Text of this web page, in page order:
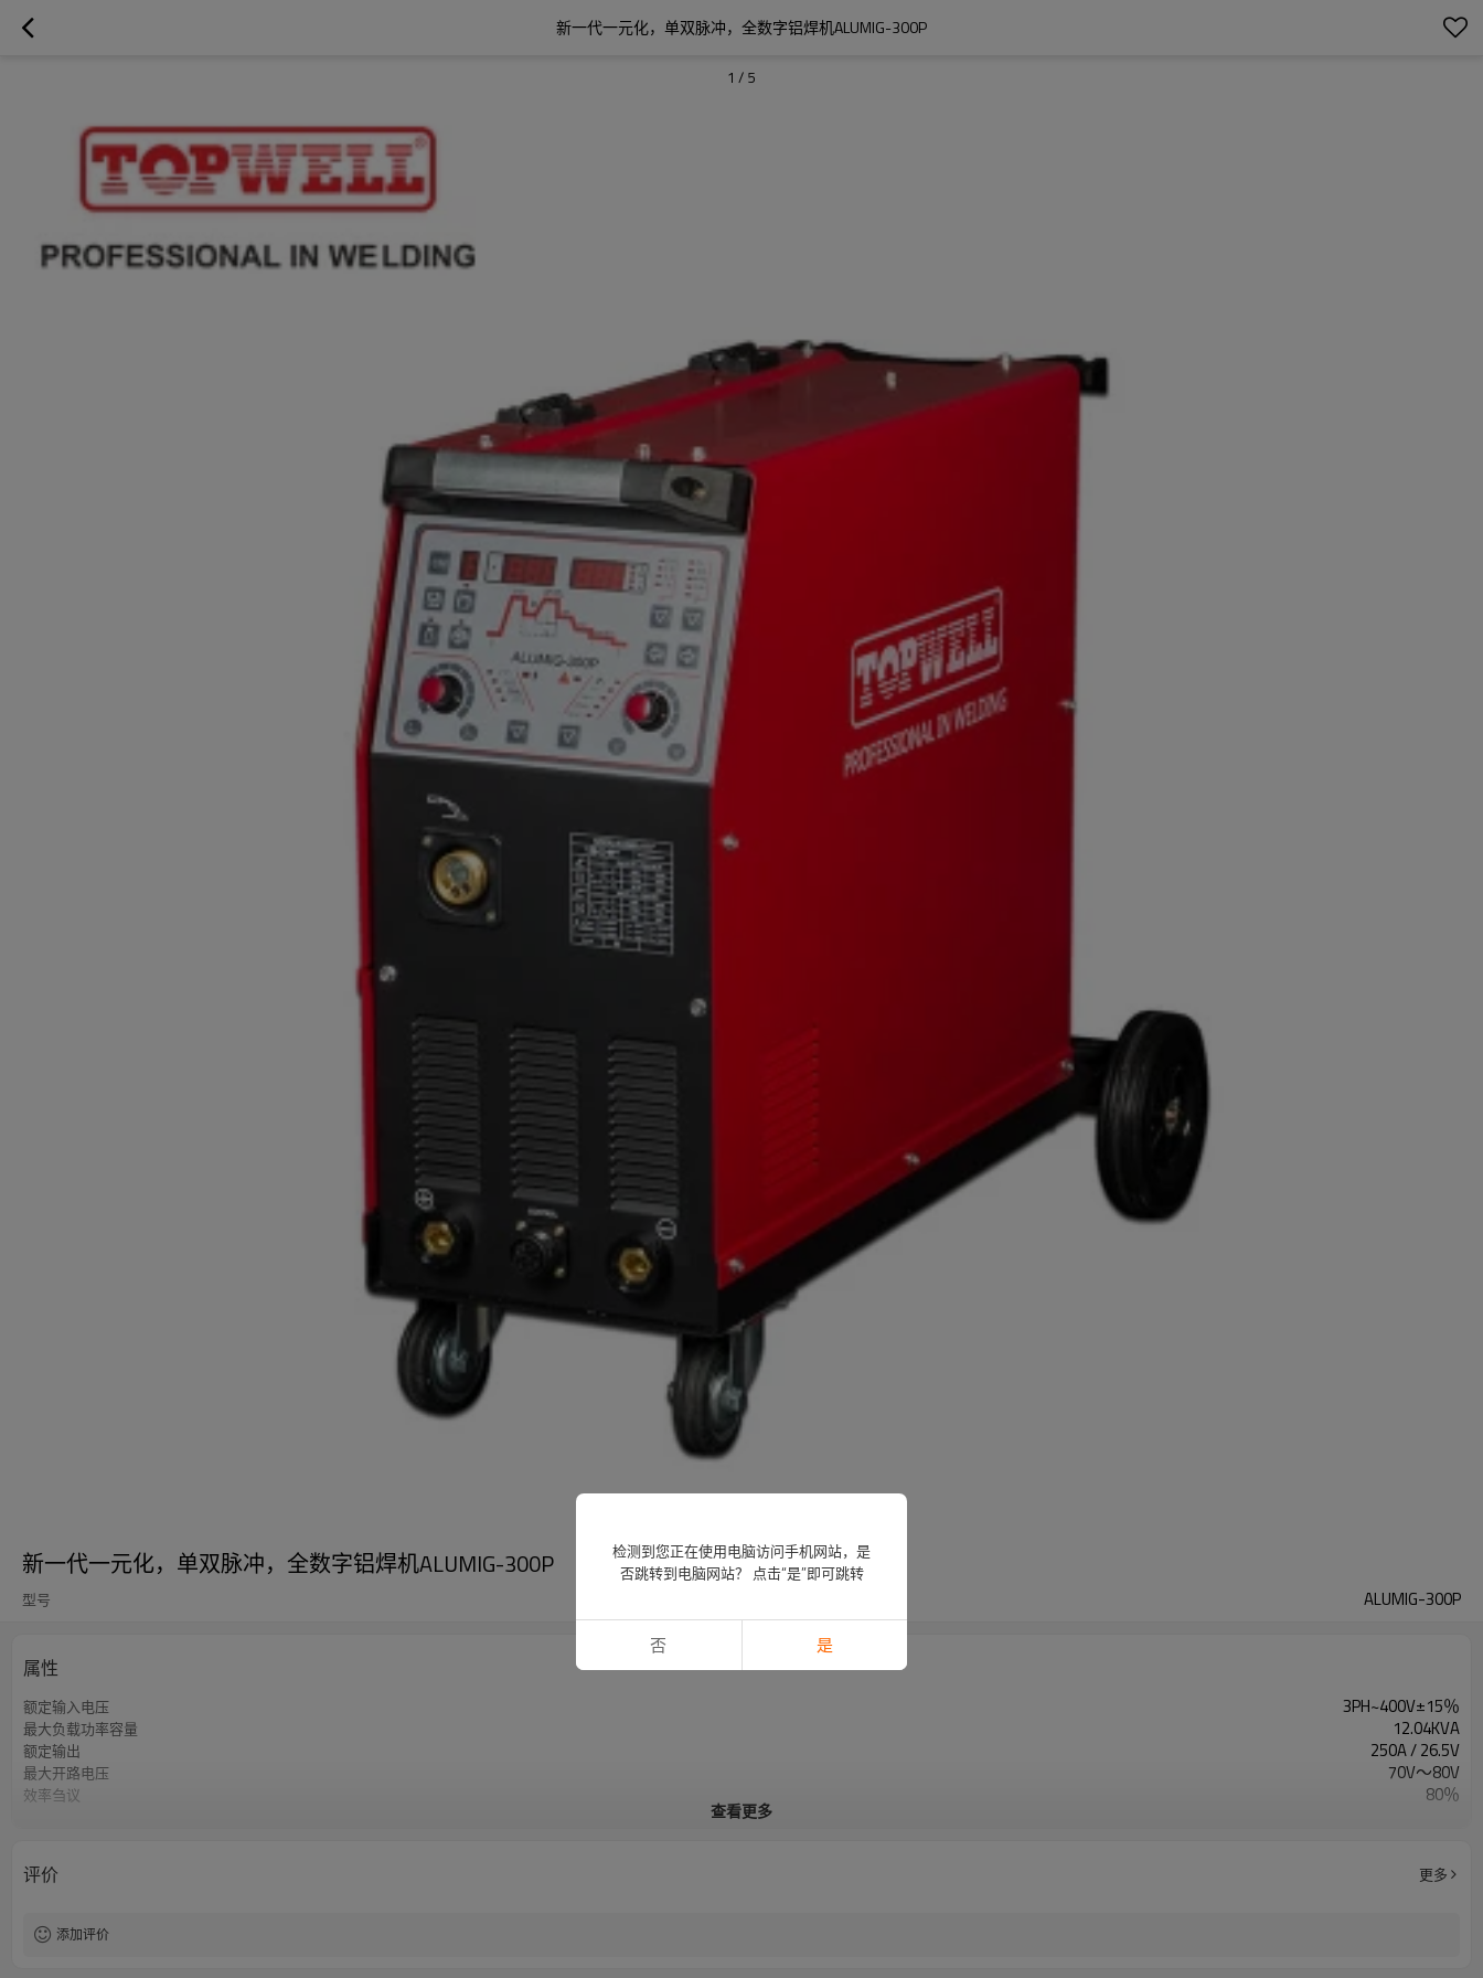
新一代一元化，单双脉冲，全数字铝焊机ALUMIG-300P
1 / 5
新一代一元化，单双脉冲，全数字铝焊机ALUMIG-300P
型号 ALUMIG-300P
属性
额定输入电压 3PH~400V±15％
最大负载功率容量 12.04KVA
额定输出 250A / 26.5V
最大开路电压 70V〜80V
效率刍议 80％
保证
尺寸 790X250X650mm
查看更多
评价 更多
添加评价
检测到您正在使用电脑访问手机网站，是
否跳转到电脑网站？ 点击“是”即可跳转
否 是